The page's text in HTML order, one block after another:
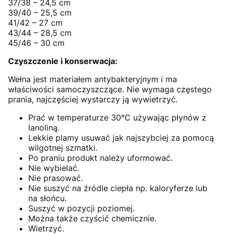
37/38 – 24,5 cm
39/40 – 25,5 cm
41/42 – 27 cm
43/44 – 28,5 cm
45/46 – 30 cm
Czyszczenie i konserwacja:
Wełna jest materiałem antybakteryjnym i ma
właściwości samoczyszczące. Nie wymaga częstego
prania, najczęściej wystarczy ją wywietrzyć.
Prać w temperaturze 30°C używając płynów z
lanoliną.
Lekkie plamy usuwać jak najszybciej za pomocą
wilgotnej szmatki.
Po praniu produkt należy uformować.
Nie wybielać.
Nie prasować.
Nie suszyć na źródle ciepła np. kaloryferze lub
na słońcu.
Suszyć w pozycji poziomej.
Można także czyścić chemicznie.
Wietrzyć.